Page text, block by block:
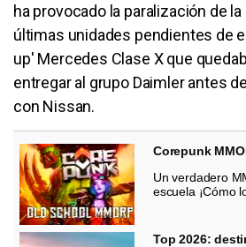
ha provocado la paralización de
últimas unidades pendientes de
up' Mercedes Clase X que
entregar al grupo Daimler antes
con Nissan.
Corepunk
Un verdadero
escuela ¡Cómo
Top 2026: